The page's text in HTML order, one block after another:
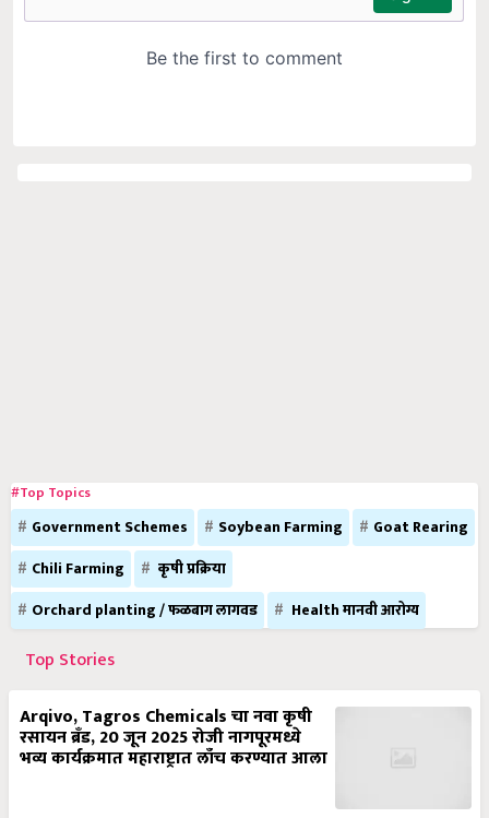
#Top Topics
Government Schemes Soybean Farming
Goat Rearing
Chili Farming
कृषी प्रक्रिया
Orchard planting / फळबाग लागवड
Health मानवी आरोग्य
Top Stories
Arqivo, Tagros Chemicals चा नवा कृषी
रसायन ब्रँड, 20 जून 2025 रोजी नागपूरमध्ये
भव्य कार्यक्रमात महाराष्ट्रात लाँच करण्यात आला